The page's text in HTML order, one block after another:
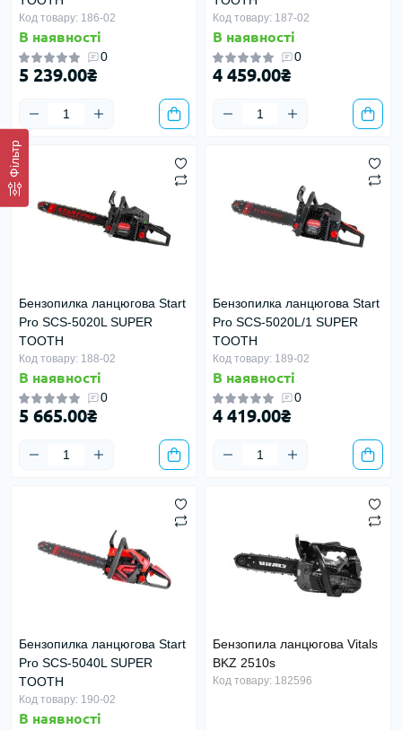
Фільтр
Код товару: 186-02
В наявності
0
5 239.00₴
Код товару: 187-02
В наявності
0
4 459.00₴
Бензопилка ланцюгова Start
Pro SCS-5020L SUPER
TOOTH
Код товару: 188-02
В наявності
0
5 665.00₴
Бензопилка ланцюгова Start
Pro SCS-5020L/1 SUPER
TOOTH
Код товару: 189-02
В наявності
0
4 419.00₴
Бензопилка ланцюгова Start
Pro SCS-5040L SUPER
TOOTH
Код товару: 190-02
В наявності
Бензопила ланцюгова Vitals
BKZ 2510s
Код товару: 182596